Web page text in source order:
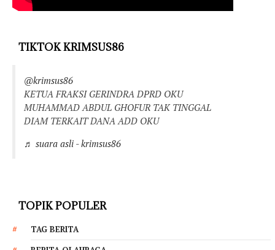
TIKTOK KRIMSUS86
@krimsus86
KETUA FRAKSI GERINDRA DPRD OKU
MUHAMMAD ABDUL GHOFUR TAK TINGGAL
DIAM TERKAIT DANA ADD OKU
♬ suara asli - krimsus86
TOPIK POPULER
TAG BERITA